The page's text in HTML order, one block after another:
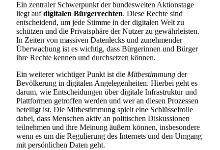
Ein zentraler Schwerpunkt der bundesweiten Aktionstage
liegt aufdigitalen Bürgerrechten. Diese Rechte sind
entscheidend, um jede Stimme in der digitalen Welt zu
schützen und die Privatsphäre der Nutzer zu gewährleisten.
In Zeiten von massiven Datenlecks und zunehmender
Überwachung ist es wichtig, dass Bürgerinnen und Bürger
ihre Rechte kennen und durchsetzen können.
Ein weiterer wichtiger Punkt ist die Mitbestimmung der
Bevölkerung in digitalen Angelegenheiten. Hierbei geht es
darum, wie Entscheidungen über digitale Infrastruktur und
Plattformen getroffen werden und wer an diesen Prozessen
beteiligt ist. Die Mitbestimmung spielt eine Schlüsselrolle
dabei, dass Menschen aktiv an politischen Diskussionen
teilnehmen und ihre Meinung äußern können, insbesondere
wenn es um die Regulierung des Internets und den Umgang
mit persönlichen Daten geht.